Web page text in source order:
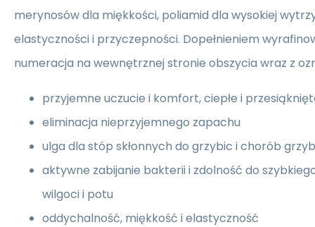
merynosów dla miękkości, poliamid dla wysokiej
elastyczności i przyczepności. Dopełnieniem
numeracja na wewnętrznej stronie obszycia wraz z
przyjemne uczucie i komfort, ciepłe i
eliminacja nieprzyjemnego zapachu
ulga dla stóp skłonnych do grzybic i chorób
aktywne zabijanie bakterii i zdolność do
wilgoci i potu
oddychalność, miękkość i elastyczność